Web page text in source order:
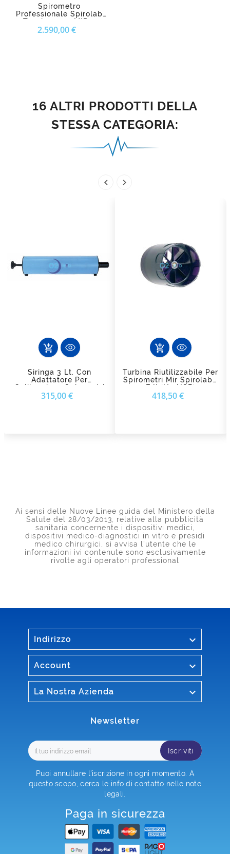
Spirometro
Professionale Spirolab
Touchscreen MIR –
Diagnostica Respiratoria
2.590,00 €
16 ALTRI PRODOTTI DELLA
STESSA CATEGORIA:
 
add_shopping_cart
Siringa 3 Lt. Con
Adattatore Per
Calibrazione Spirometri
315,00 €
add_shopping_cart
Turbina Riutilizzabile Per
Spirometri Mir Spirolab I
E II (no USB)
418,50 €
Ai sensi delle Nuove Linee guida del Ministero della
Salute del 28/03/2013, relative alla pubblicità
sanitaria concernente i dispositivi medici,
dispositivi medico-diagnostici in vitro e presidi
medico chirurgici, si avvisa l'utente che le
informazioni ivi contenute sono esclusivamente
rivolte agli operatori professional
Indirizzo 
Account 
La Nostra Azienda 
Newsletter
Iscriviti
Puoi annullare l'iscrizione in ogni momento. A
questo scopo, cerca le info di contatto nelle note
legali.
Paga in sicurezza